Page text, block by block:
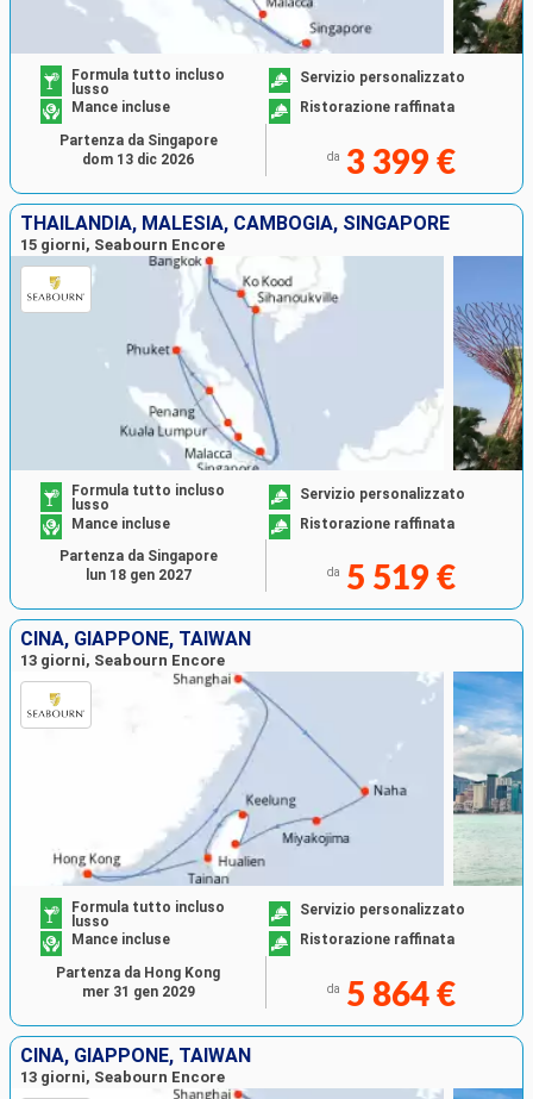
Formula tutto incluso
lusso
Servizio personalizzato
Mance incluse
Ristorazione raffinata
da 3 399 €
Partenza da Singapore
dom 13 dic 2026
THAILANDIA, MALESIA, CAMBOGIA, SINGAPORE
15 giorni, Seabourn Encore
Formula tutto incluso
lusso
Servizio personalizzato
Mance incluse
Ristorazione raffinata
da 5 519 €
Partenza da Singapore
lun 18 gen 2027
CINA, GIAPPONE, TAIWAN
13 giorni, Seabourn Encore
Formula tutto incluso
lusso
Servizio personalizzato
Mance incluse
Ristorazione raffinata
da 5 864 €
Partenza da Hong Kong
mer 31 gen 2029
CINA, GIAPPONE, TAIWAN
13 giorni, Seabourn Encore